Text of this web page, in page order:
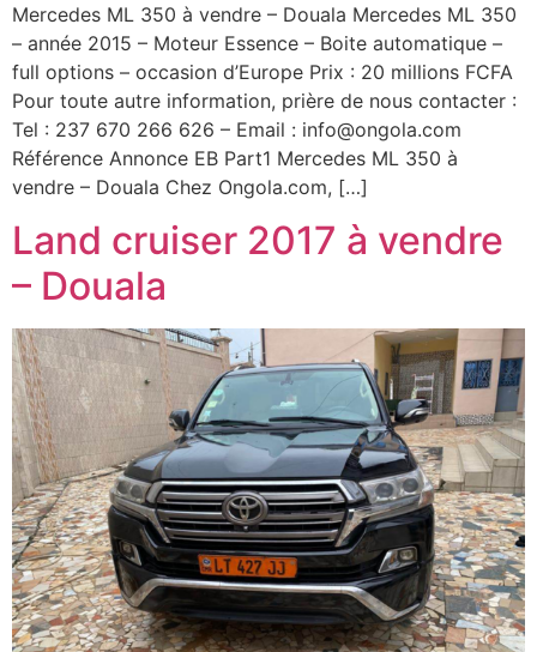
Mercedes ML 350 à vendre – Douala Mercedes ML 350
– année 2015 – Moteur Essence – Boite automatique –
full options – occasion d’Europe Prix : 20 millions FCFA
Pour toute autre information, prière de nous contacter :
Tel : 237 670 266 626 – Email : info@ongola.com
Référence Annonce EB Part1 Mercedes ML 350 à
vendre – Douala Chez Ongola.com, […]
Land cruiser 2017 à vendre
– Douala